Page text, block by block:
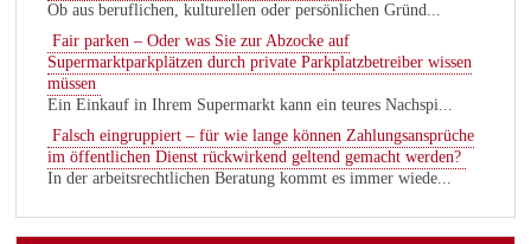
Ob aus beruflichen, kulturellen oder persönlichen Gründ...
Fair parken – Oder was Sie zur Abzocke auf
Supermarktparkplätzen durch private Parkplatzbetreiber wissen
müssen
Ein Einkauf in Ihrem Supermarkt kann ein teures Nachspi...
Falsch eingruppiert – für wie lange können Zahlungsansprüche
im öffentlichen Dienst rückwirkend geltend gemacht werden?
In der arbeitsrechtlichen Beratung kommt es immer wiede...